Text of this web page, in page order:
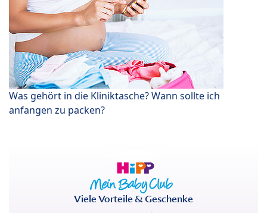
Was gehört in die Kliniktasche? Wann sollte ich
anfangen zu packen?
Viele Vorteile & Geschenke